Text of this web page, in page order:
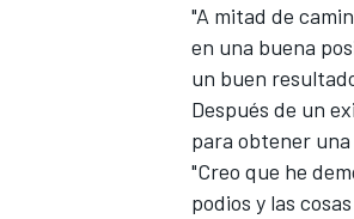
"A mitad de
en una buena
un buen
Después de un
para obtener una
"Creo que he
podios y las